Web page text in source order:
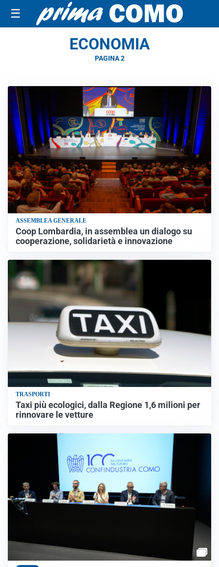
☰
ECONOMIA
PAGINA 2
ASSEMBLEA GENERALE
Coop Lombardia, in assemblea un dialogo su
cooperazione, solidarietà e innovazione
TRASPORTI
Taxi più ecologici, dalla Regione 1,6 milioni per
rinnovare le vetture